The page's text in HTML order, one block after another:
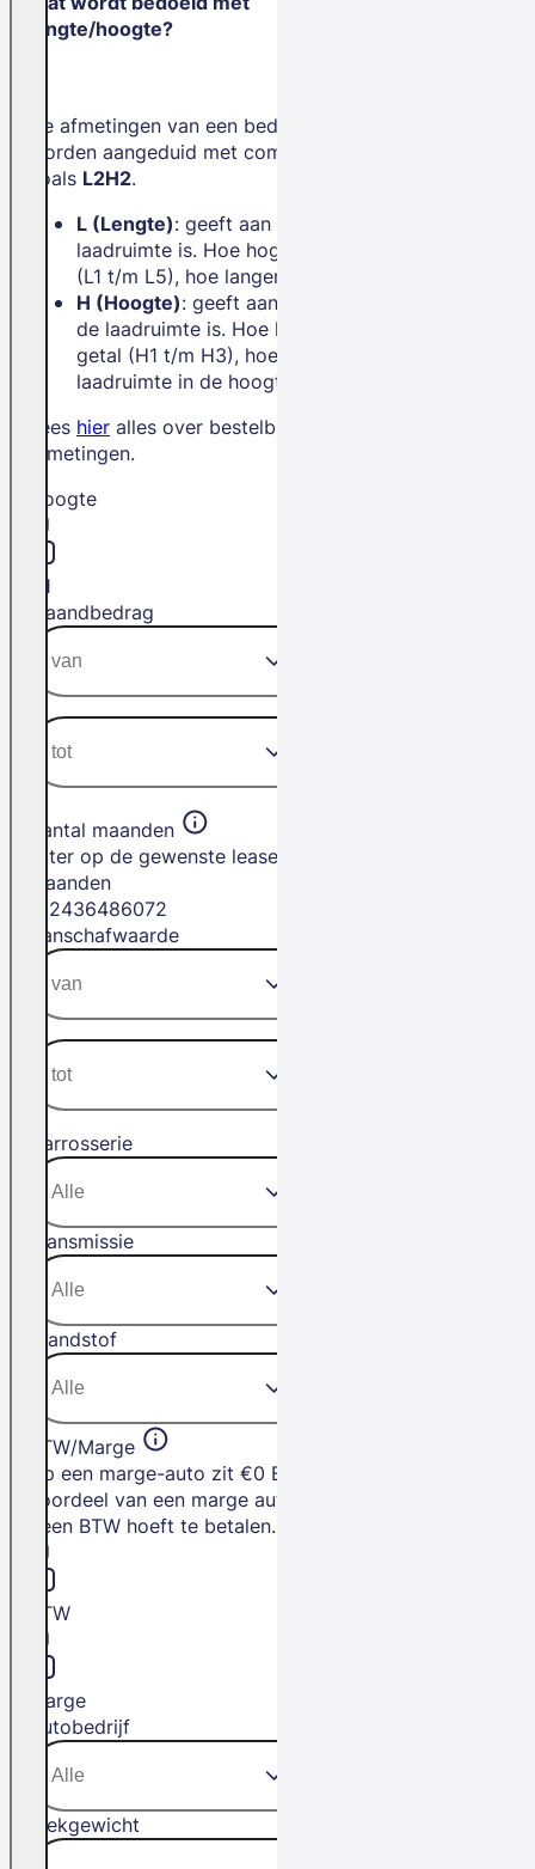
lengte/hoogte?
De afmetingen van een bedrijfswagen
worden aangeduid met combinaties
zoals L2H2.
L (Lengte): geeft aan hoe lang de
laadruimte is. Hoe hoger het getal
(L1 t/m L5), hoe langer de bus.
H (Hoogte): geeft aan hoe hoog
de laadruimte is. Hoe hoger het
getal (H1 t/m H3), hoe meer
laadruimte in de hoogte.
Lees hier alles over bestelbus
afmetingen.
Hoogte
H1
Maandbedrag
Aantal maanden
Filter op de gewenste leasetermijn in
maanden
2436486072
Aanschafwaarde
Carrosserie
Transmissie
Brandstof
BTW/Marge
Op een marge-auto zit €0 BTW. Het
voordeel van een marge auto is dat je
geen BTW hoeft te betalen.
BTW
Marge
Autobedrijf
Trekgewicht